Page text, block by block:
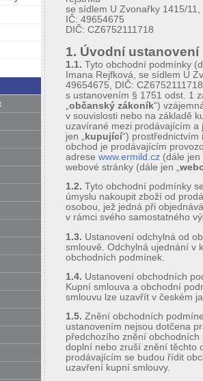
se sídlem U Zvonařky 1415/
IČ: 49654675
DIČ: CZ6752111718
1. Úvodní ustanovení
1.1. Tyto obchodní podmínky
Imana Rejfková, se sídlem U
49654675, DIČ:
s ustanovením § 1751 odst. 1
„občanský zákoník“)
v souvislosti nebo na základě
uzavírané mezi prodávajícím a
jen „ kupující“)
obchod je prodávajícím
adrese www.ermild.cz (dále jen
webové stránky (dále jen „
1.2. Tyto obchodní podmínky se
úmyslu nakoupit zboží od
osobou, jež jedná při
v rámci svého samostatného
1.3. Ustanovení odchylná od
smlouvě. Odchylná ujednání v
obchodních podmínek.
1.4. Ustanovení obchodních
Kupní smlouva a obchodní
smlouvu lze uzavřít v českém
1.5. Znění obchodních
ustanovením nejsou dotčena
předchozího znění
doplní nebo zruší znění těchto
prodávajícím se budou řídit
uzavření kupní smlouvy.